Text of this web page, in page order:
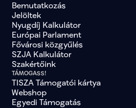
Bemutatkozás
Jelöltek
Nyugdíj Kalkulátor
Európai Parlament
Fővárosi közgyűlés
SZJA Kalkulátor
Szakértőink
TÁMOGASS!
TISZA Támogatói kártya
Webshop
Egyedi Támogatás